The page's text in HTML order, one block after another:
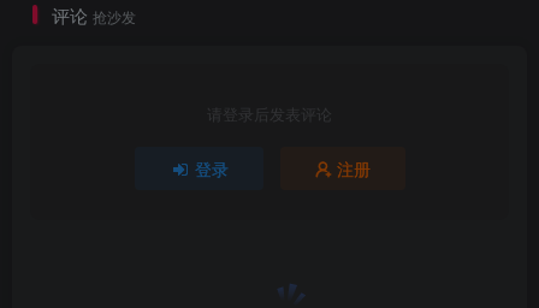
评论 抢沙发
请登录后发表评论
登录 注册